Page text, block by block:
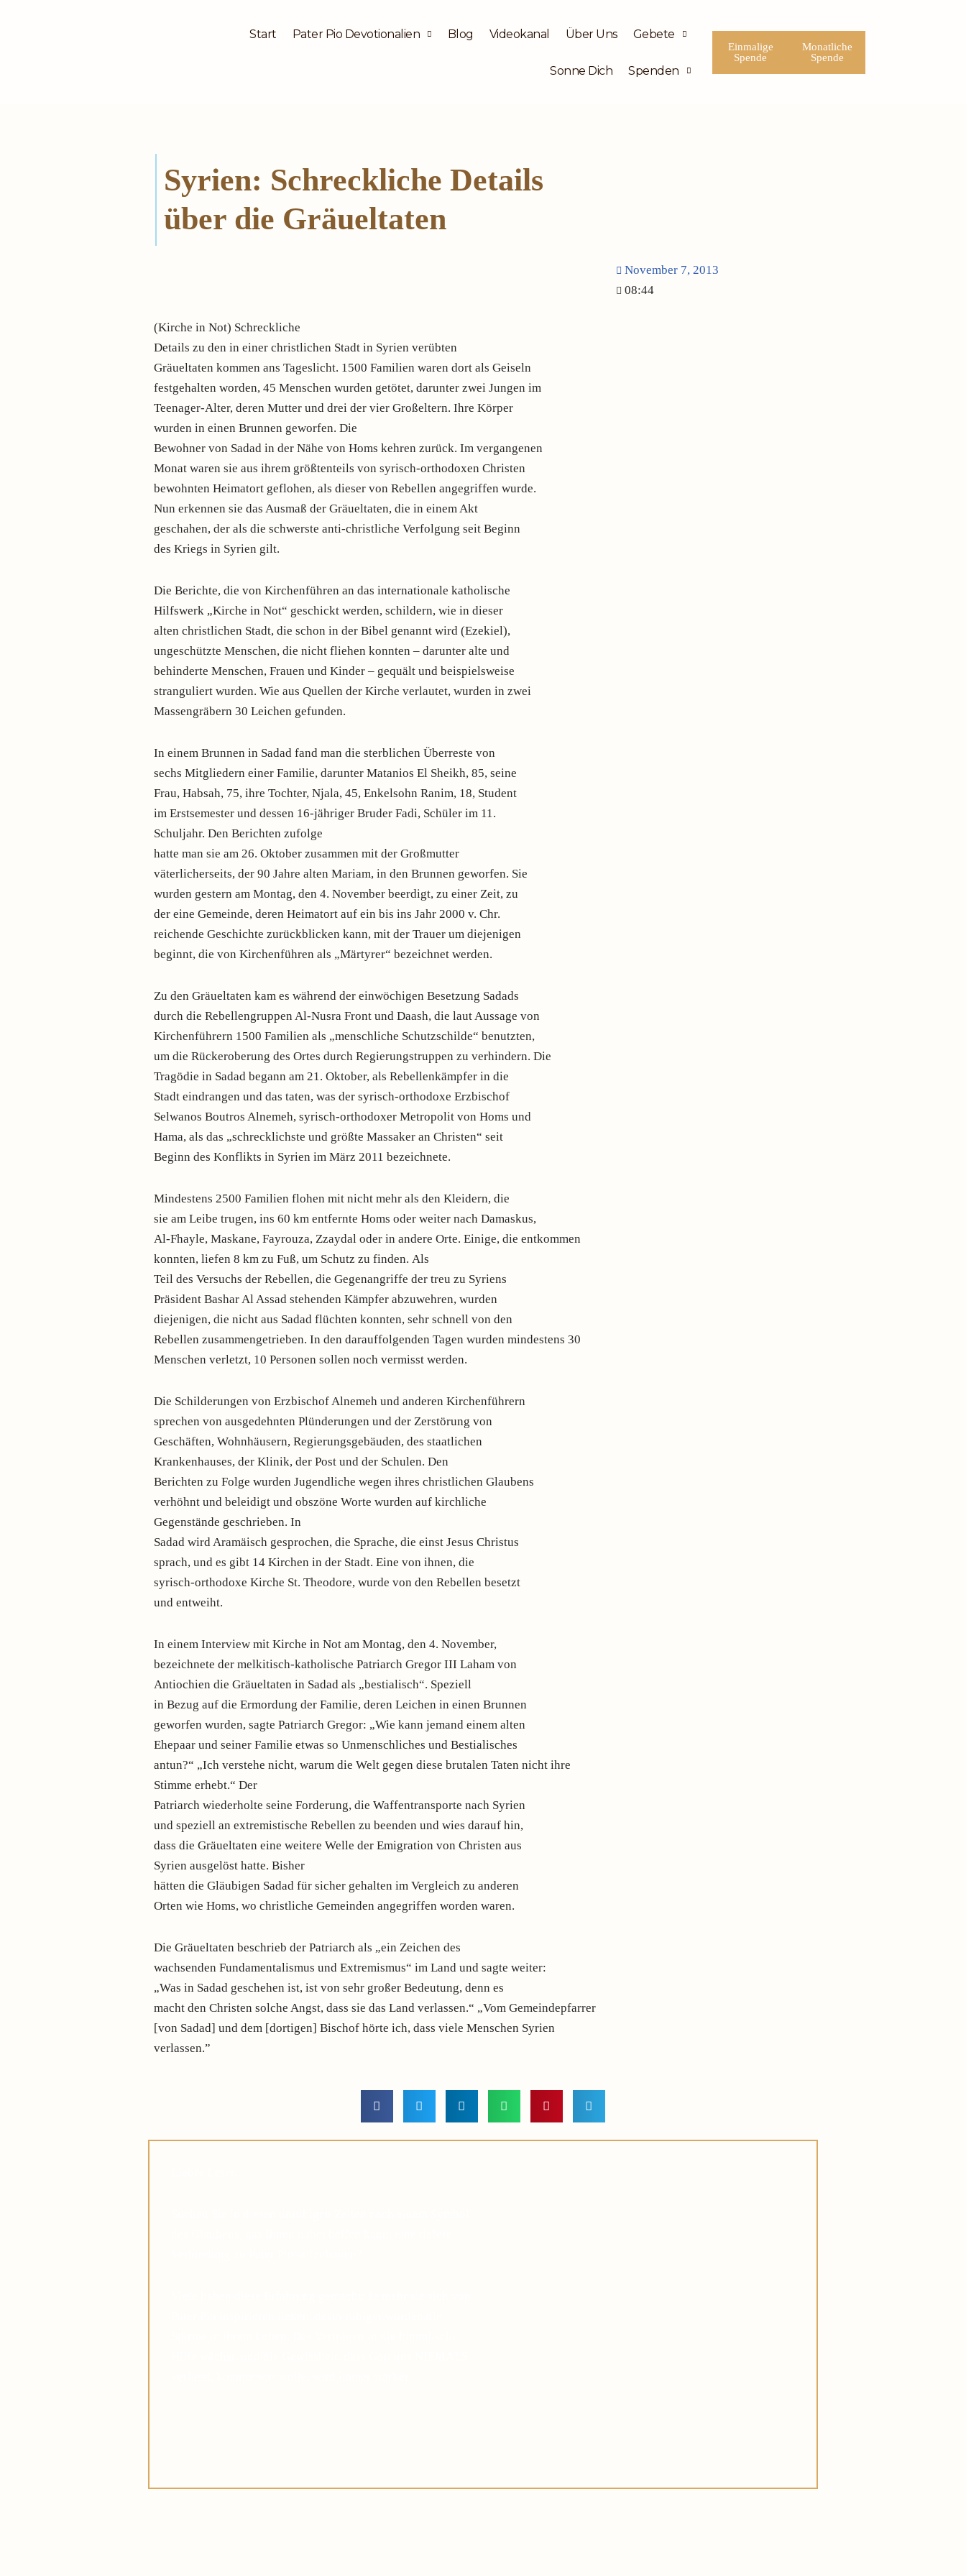
Start Pater Pio Devotionalien Blog Videokanal Über Uns Gebete
Sonne Dich Spenden
Einmalige
Spende
Monatliche
Spende
Syrien: Schreckliche Details
über die Gräueltaten
November 7, 2013
08:44
(Kirche in Not) Schreckliche
Details zu den in einer christlichen Stadt in Syrien verübten
Gräueltaten kommen ans Tageslicht. 1500 Familien waren dort als Geiseln
festgehalten worden, 45 Menschen wurden getötet, darunter zwei Jungen im
Teenager-Alter, deren Mutter und drei der vier Großeltern. Ihre Körper
wurden in einen Brunnen geworfen. Die
Bewohner von Sadad in der Nähe von Homs kehren zurück. Im vergangenen
Monat waren sie aus ihrem größtenteils von syrisch-orthodoxen Christen
bewohnten Heimatort geflohen, als dieser von Rebellen angegriffen wurde.
Nun erkennen sie das Ausmaß der Gräueltaten, die in einem Akt
geschahen, der als die schwerste anti-christliche Verfolgung seit Beginn
des Kriegs in Syrien gilt.
Die Berichte, die von Kirchenführen an das internationale katholische
Hilfswerk „Kirche in Not“ geschickt werden, schildern, wie in dieser
alten christlichen Stadt, die schon in der Bibel genannt wird (Ezekiel),
ungeschützte Menschen, die nicht fliehen konnten – darunter alte und
behinderte Menschen, Frauen und Kinder – gequält und beispielsweise
stranguliert wurden. Wie aus Quellen der Kirche verlautet, wurden in zwei
Massengräbern 30 Leichen gefunden.
In einem Brunnen in Sadad fand man die sterblichen Überreste von
sechs Mitgliedern einer Familie, darunter Matanios El Sheikh, 85, seine
Frau, Habsah, 75, ihre Tochter, Njala, 45, Enkelsohn Ranim, 18, Student
im Erstsemester und dessen 16-jähriger Bruder Fadi, Schüler im 11.
Schuljahr. Den Berichten zufolge
hatte man sie am 26. Oktober zusammen mit der Großmutter
väterlicherseits, der 90 Jahre alten Mariam, in den Brunnen geworfen. Sie
wurden gestern am Montag, den 4. November beerdigt, zu einer Zeit, zu
der eine Gemeinde, deren Heimatort auf ein bis ins Jahr 2000 v. Chr.
reichende Geschichte zurückblicken kann, mit der Trauer um diejenigen
beginnt, die von Kirchenführen als „Märtyrer“ bezeichnet werden.
Zu den Gräueltaten kam es während der einwöchigen Besetzung Sadads
durch die Rebellengruppen Al-Nusra Front und Daash, die laut Aussage von
Kirchenführern 1500 Familien als „menschliche Schutzschilde“ benutzten,
um die Rückeroberung des Ortes durch Regierungstruppen zu verhindern. Die
Tragödie in Sadad begann am 21. Oktober, als Rebellenkämpfer in die
Stadt eindrangen und das taten, was der syrisch-orthodoxe Erzbischof
Selwanos Boutros Alnemeh, syrisch-orthodoxer Metropolit von Homs und
Hama, als das „schrecklichste und größte Massaker an Christen“ seit
Beginn des Konflikts in Syrien im März 2011 bezeichnete.
Mindestens 2500 Familien flohen mit nicht mehr als den Kleidern, die
sie am Leibe trugen, ins 60 km entfernte Homs oder weiter nach Damaskus,
Al-Fhayle, Maskane, Fayrouza, Zzaydal oder in andere Orte. Einige, die entkommen
konnten, liefen 8 km zu Fuß, um Schutz zu finden. Als
Teil des Versuchs der Rebellen, die Gegenangriffe der treu zu Syriens
Präsident Bashar Al Assad stehenden Kämpfer abzuwehren, wurden
diejenigen, die nicht aus Sadad flüchten konnten, sehr schnell von den
Rebellen zusammengetrieben. In den darauffolgenden Tagen wurden mindestens 30
Menschen verletzt, 10 Personen sollen noch vermisst werden.
Die Schilderungen von Erzbischof Alnemeh und anderen Kirchenführern
sprechen von ausgedehnten Plünderungen und der Zerstörung von
Geschäften, Wohnhäusern, Regierungsgebäuden, des staatlichen
Krankenhauses, der Klinik, der Post und der Schulen. Den
Berichten zu Folge wurden Jugendliche wegen ihres christlichen Glaubens
verhöhnt und beleidigt und obszöne Worte wurden auf kirchliche
Gegenstände geschrieben. In
Sadad wird Aramäisch gesprochen, die Sprache, die einst Jesus Christus
sprach, und es gibt 14 Kirchen in der Stadt. Eine von ihnen, die
syrisch-orthodoxe Kirche St. Theodore, wurde von den Rebellen besetzt
und entweiht.
In einem Interview mit Kirche in Not am Montag, den 4. November,
bezeichnete der melkitisch-katholische Patriarch Gregor III Laham von
Antiochien die Gräueltaten in Sadad als „bestialisch“. Speziell
in Bezug auf die Ermordung der Familie, deren Leichen in einen Brunnen
geworfen wurden, sagte Patriarch Gregor: „Wie kann jemand einem alten
Ehepaar und seiner Familie etwas so Unmenschliches und Bestialisches
antun?“ „Ich verstehe nicht, warum die Welt gegen diese brutalen Taten nicht ihre
Stimme erhebt.“ Der
Patriarch wiederholte seine Forderung, die Waffentransporte nach Syrien
und speziell an extremistische Rebellen zu beenden und wies darauf hin,
dass die Gräueltaten eine weitere Welle der Emigration von Christen aus
Syrien ausgelöst hatte. Bisher
hätten die Gläubigen Sadad für sicher gehalten im Vergleich zu anderen
Orten wie Homs, wo christliche Gemeinden angegriffen worden waren.
Die Gräueltaten beschrieb der Patriarch als „ein Zeichen des
wachsenden Fundamentalismus und Extremismus“ im Land und sagte weiter:
„Was in Sadad geschehen ist, ist von sehr großer Bedeutung, denn es
macht den Christen solche Angst, dass sie das Land verlassen.“ „Vom Gemeindepfarrer
[von Sadad] und dem [dortigen] Bischof hörte ich, dass viele Menschen Syrien
verlassen.”